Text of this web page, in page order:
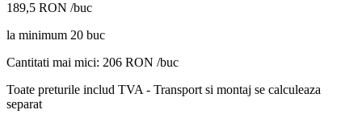
189,5 RON /buc
la minimum 20 buc
Cantitati mai mici: 206 RON /buc
Toate preturile includ TVA - Transport si montaj se calculeaza
separat